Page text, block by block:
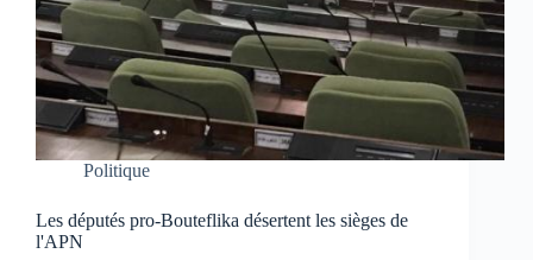
Politique
Les députés pro-Bouteflika désertent les sièges de
l'APN